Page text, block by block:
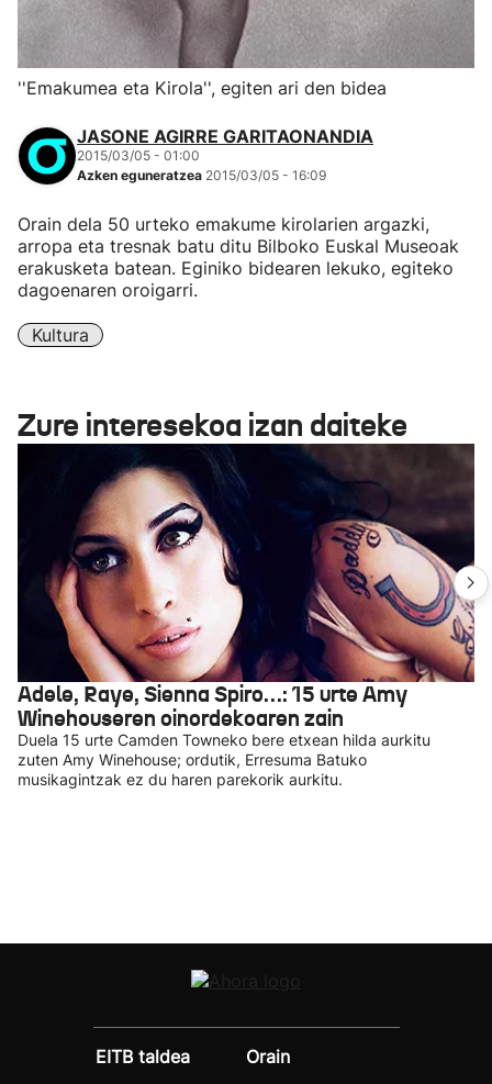
''Emakumea eta Kirola'', egiten ari den bidea
JASONE AGIRRE GARITAONANDIA
2015/03/05 - 01:00
Azken eguneratzea 2015/03/05 - 16:09
Orain dela 50 urteko emakume kirolarien argazki,
arropa eta tresnak batu ditu Bilboko Euskal Museoak
erakusketa batean. Eginiko bidearen lekuko, egiteko
dagoenaren oroigarri.
Kultura
Zure interesekoa izan daiteke
Adele, Raye, Sienna Spiro…: 15 urte Amy
Winehouseren oinordekoaren zain
Duela 15 urte Camden Towneko bere etxean hilda aurkitu
zuten Amy Winehouse; ordutik, Erresuma Batuko
musikagintzak ez du haren parekorik aurkitu.
EITB taldea
Orain